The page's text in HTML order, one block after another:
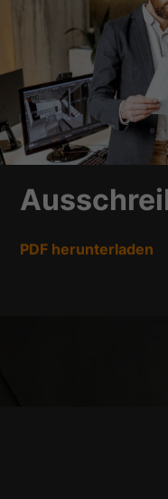
PDF herunterladen